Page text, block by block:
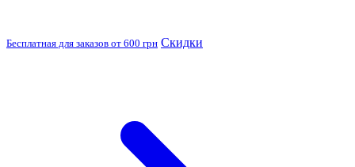
Бесплатная для заказов от 600 грн Скидки